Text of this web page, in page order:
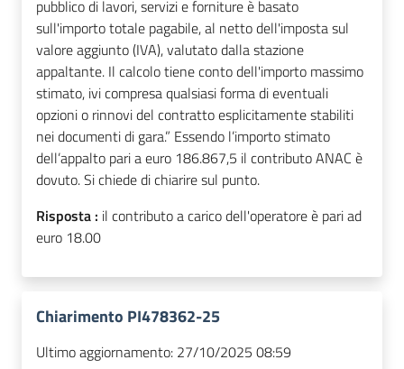
pubblico di lavori, servizi e forniture è basato
sull'importo totale pagabile, al netto dell'imposta sul
valore aggiunto (IVA), valutato dalla stazione
appaltante. Il calcolo tiene conto dell'importo massimo
stimato, ivi compresa qualsiasi forma di eventuali
opzioni o rinnovi del contratto esplicitamente stabiliti
nei documenti di gara.” Essendo l’importo stimato
dell’appalto pari a euro 186.867,5 il contributo ANAC è
dovuto. Si chiede di chiarire sul punto.
Risposta : il contributo a carico dell'operatore è pari ad
euro 18.00
Chiarimento PI478362-25
Ultimo aggiornamento: 27/10/2025 08:59